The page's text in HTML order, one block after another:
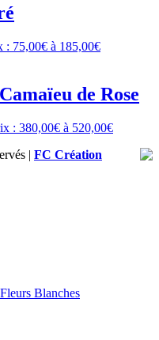
: 75,00€ à 185,00€
de Rose
: 380,00€ à 520,00€
| FC Création
Blanches